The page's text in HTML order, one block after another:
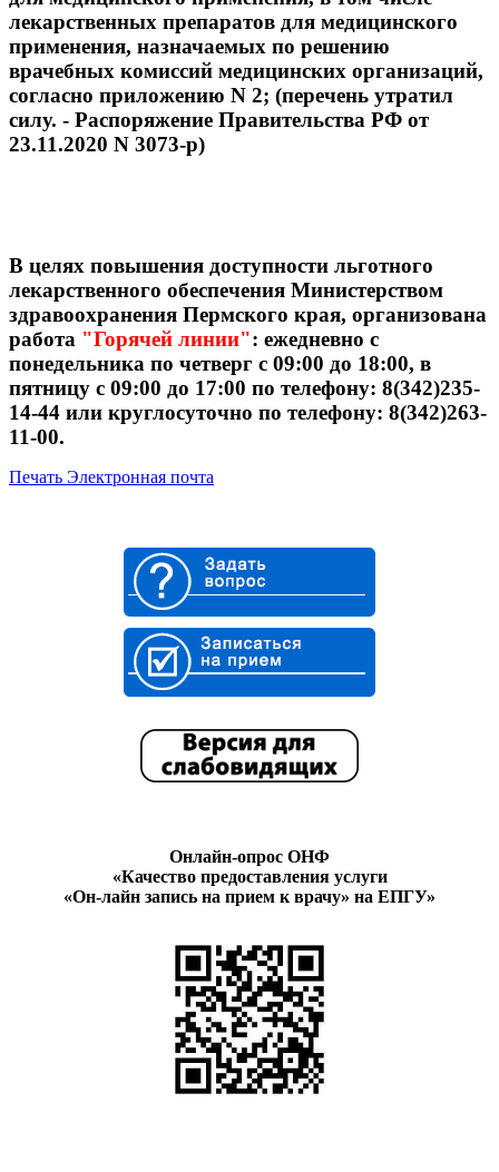
лекарственных препаратов для медицинского
применения, назначаемых по решению
врачебных комиссий медицинских организаций,
согласно приложению N 2; (перечень утратил
силу. - Распоряжение Правительства РФ от
23.11.2020 N 3073-р)
В целях повышения доступности льготного
лекарственного обеспечения Министерством
здравоохранения Пермского края, организована
работа "Горячей линии": ежедневно с
понедельника по четверг с 09:00 до 18:00, в
пятницу с 09:00 до 17:00 по телефону: 8(342)235-
14-44 или круглосуточно по телефону: 8(342)263-
11-00.
Печать Электронная почта
Онлайн-опрос ОНФ
«Качество предоставления услуги
«Он-лайн запись на прием к врачу» на ЕПГУ»